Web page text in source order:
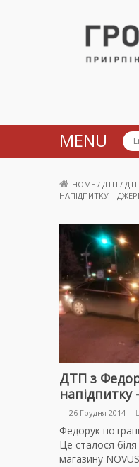
MENU
HOME / ДТП /
НАПІДПИТКУ –
ДТП з
напідпитку
— 26 Грудня 2014
Федорук
Це сталося
магазину